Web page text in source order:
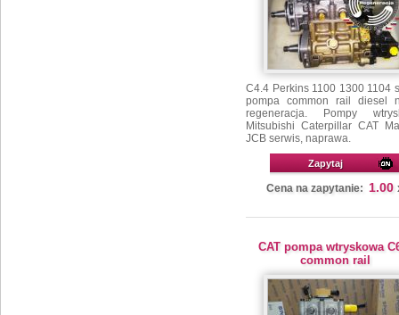
C4.4 Perkins 1100 1300 1104
pompa common rail diesel
regeneracja. Pompy
Mitsubishi Caterpillar CAT
JCB serwis, naprawa.
Zapytaj
Cena na zapytanie: 1.00
CAT pompa wtryskowa
common rail